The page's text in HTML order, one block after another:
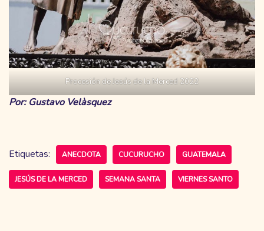
Procesión de Jesús de la Merced 2022
Por: Gustavo Velàsquez
Etiquetas: ANECDOTA CUCURUCHO GUATEMALA
JESÚS DE LA MERCED SEMANA SANTA VIERNES SANTO